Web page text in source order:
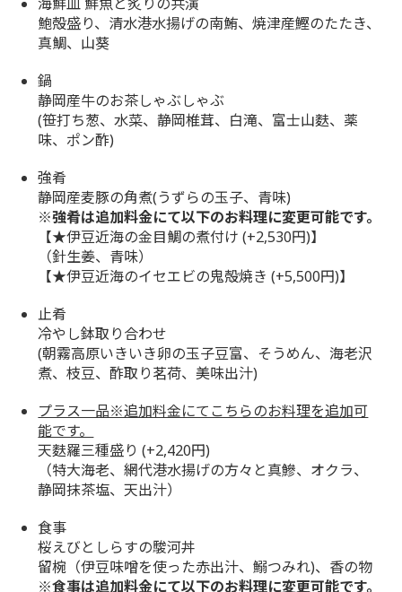
鮑殻盛り、清水港水揚げの南鮪、焼津産鰹のたたき、
真鯛、山葵
鍋
静岡産牛のお茶しゃぶしゃぶ
(笹打ち葱、水菜、静岡椎茸、白滝、富士山麩、薬
味、ポン酢)
強肴
静岡産麦豚の角煮(うずらの玉子、青味)
※強肴は追加料金にて以下のお料理に変更可能です。
【★伊豆近海の金目鯛の煮付け (+2,530円)】
（針生姜、青味）
【★伊豆近海のイセエビの鬼殻焼き (+5,500円)】
止肴
冷やし鉢取り合わせ
(朝霧高原いきいき卵の玉子豆富、そうめん、海老沢
煮、枝豆、酢取り茗荷、美味出汁)
プラス一品※追加料金にてこちらのお料理を追加可
能です。
天麩羅三種盛り (+2,420円)
（特大海老、網代港水揚げの方々と真鰺、オクラ、
静岡抹茶塩、天出汁）
食事
桜えびとしらすの駿河丼
留椀（伊豆味噌を使った赤出汁、鰯つみれ)、香の物
※食事は追加料金にて以下のお料理に変更可能です。